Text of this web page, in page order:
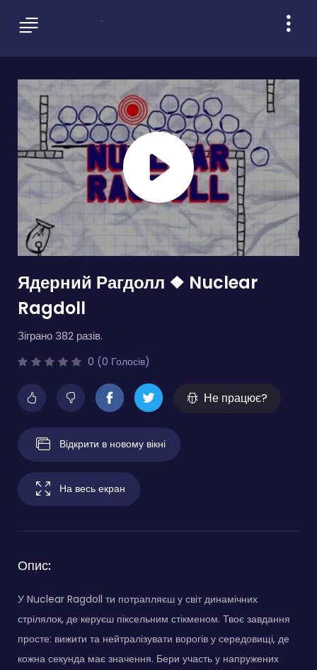
Ядерний Рагдолл ❖ Nuclear
Ragdoll
Зіграно 382 разів.
0 (0 Голосів)
Не працює?
Відкрити в новому вікні
На весь екран
Опис:
У Nuclear Ragdoll ти потрапляєш у світ динамічних
стрілялок, де керуєш піксельним стікменом. Твоє завдання
просте: вижити та нейтралізувати ворогів у середовищі, де
кожна секунда має значення. Бери участь у напружених